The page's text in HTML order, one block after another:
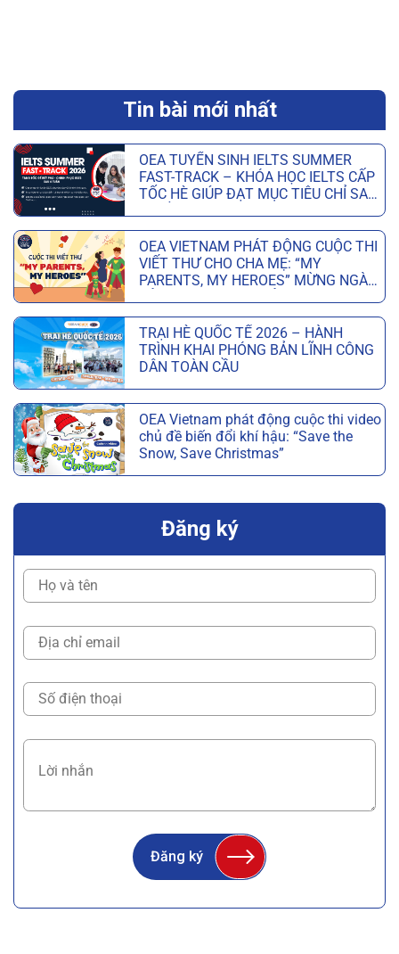
Tin bài mới nhất
OEA TUYỂN SINH IELTS SUMMER
FAST-TRACK – KHÓA HỌC IELTS CẤP
TỐC HÈ GIÚP ĐẠT MỤC TIÊU CHỈ SAU
OEA VIETNAM PHÁT ĐỘNG CUỘC THI
VIẾT THƯ CHO CHA MẸ: “MY
PARENTS, MY HEROES” MỪNG NGÀY
TRẠI HÈ QUỐC TẾ 2026 – HÀNH
TRÌNH KHAI PHÓNG BẢN LĨNH CÔNG
DÂN TOÀN CẦU
OEA Vietnam phát động cuộc thi video
chủ đề biến đổi khí hậu: “Save the
Snow, Save Christmas”
Đăng ký
Đăng ký